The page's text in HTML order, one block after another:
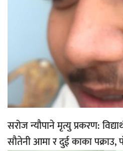
सरोज न्यौपाने मृत्यु प्रकरण:
सौतेनी आमा र दुई काका पक्राउ,